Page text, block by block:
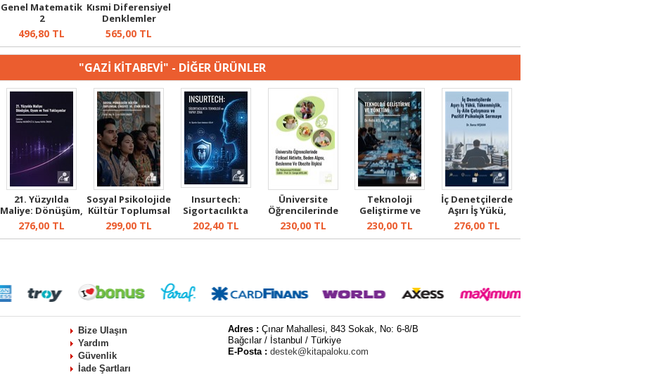
Genel Matematik
2
496,80 TL
Kısmi Diferensiyel
Denklemler
565,00 TL
"GAZİ KİTABEVİ" - DİĞER ÜRÜNLER
21. Yüzyılda
Maliye: Dönüşüm,
Uyum ve Ye...
276,00 TL
Sosyal Psikolojide
Kültür Toplumsal
Cins...
299,00 TL
Insurtech:
Sigortacılıkta
Teknoloji ve Y...
202,40TL
Üniversite
Öğrencilerinde
Fiziksel Aktiv...
230,00TL
Teknoloji
Geliştirme ve
Yönetimi
230,00 TL
İç Denetçilerde
Aşırı İş Yükü,
Tükenmişl...
276,00 TL
Bize Ulaşın
Yardım
Güvenlik
İade Şartları
Adres :Çınar Mahallesi, 843 Sokak, No: 6-8/B
Bağcılar / İstanbul / Türkiye
E-Posta :destek@kitapaloku.com